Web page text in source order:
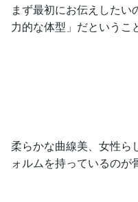
まず最初にお伝えした
力的な体型」だというこ
柔らかな曲線美、女性ら
ォルムを持っているのが